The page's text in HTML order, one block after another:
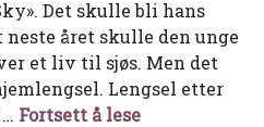
Det skulle bli hans
året skulle den unge
et liv til sjøs. Men det
Lengsel etter
Fortsett å lese